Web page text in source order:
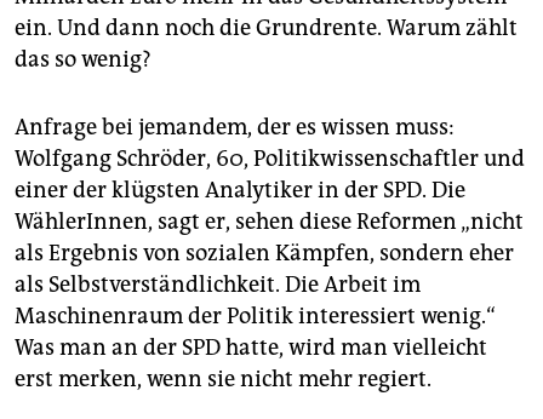
ein. Und dann noch die Grundrente. Warum zählt
das so wenig?
Anfrage bei jemandem, der es wissen muss:
Wolfgang Schröder, 60, Politikwissenschaftler und
einer der klügsten Analytiker in der SPD. Die
WählerInnen, sagt er, sehen diese Reformen „nicht
als Ergebnis von sozialen Kämpfen, sondern eher
als Selbstverständlichkeit. Die Arbeit im
Maschinenraum der Politik interessiert wenig.“
Was man an der SPD hatte, wird man vielleicht
erst merken, wenn sie nicht mehr regiert.